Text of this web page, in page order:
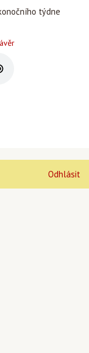
týdne
Odhlásit